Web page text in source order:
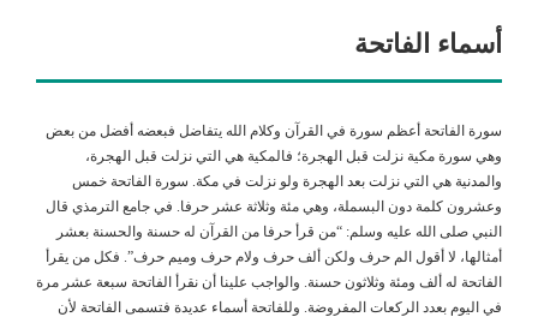
أسماء الفاتحة
سورة الفاتحة أعظم سورة في القرآن وكلام الله يتفاضل فبعضه أفضل من بعض
وهي سورة مكية نزلت قبل الهجرة؛ فالمكية هي التي نزلت قبل الهجرة،
والمدنية هي التي نزلت بعد الهجرة ولو نزلت في مكة. سورة الفاتحة خمس
وعشرون كلمة دون البسملة، وهي مئة وثلاثة عشر حرفا. في جامع الترمذي قال
النبي صلى الله عليه وسلم: “من قرأ حرفا من القرآن له حسنة والحسنة بعشر
أمثالها، لا أقول الم حرف ولكن ألف حرف ولام حرف وميم حرف”. فكل من يقرأ
الفاتحة له ألف ومئة وثلاثون حسنة. والواجب علينا أن نقرأ الفاتحة سبعة عشر مرة
في اليوم بعدد الركعات المفروضة. وللفاتحة أسماء عديدة فتسمى الفاتحة لأن